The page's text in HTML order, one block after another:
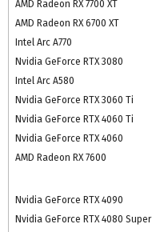
AMD Radeon RX 7700 XT
AMD Radeon RX 6700 XT
Intel Arc A770
Nvidia GeForce RTX 3080
Intel Arc A580
Nvidia GeForce RTX 3060 Ti
Nvidia GeForce RTX 4060 Ti
Nvidia GeForce RTX 4060
AMD Radeon RX 7600
Nvidia GeForce RTX 4090
Nvidia GeForce RTX 4080 Super